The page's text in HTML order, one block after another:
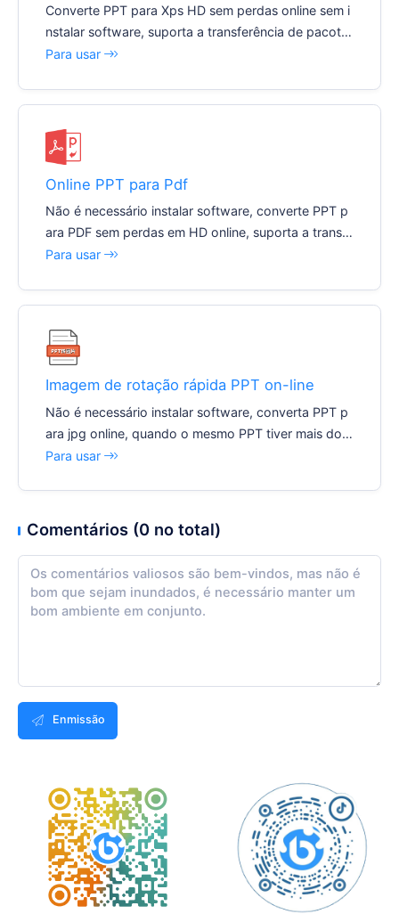
Converte PPT para Xps HD sem perdas online sem i
nstalar software, suporta a transferência de pacote
s com um clique.
Para usar
Online PPT para Pdf
Não é necessário instalar software, converte PPT p
ara PDF sem perdas em HD online, suporta a transfe
rência de pacotes com uma só tecla.
Para usar
Imagem de rotação rápida PPT on-line
Não é necessário instalar software, converta PPT p
ara jpg online, quando o mesmo PPT tiver mais do q
ue uma página, o sistema produzirá automaticamen
Para usar
Comentários (0 no total)
Enmissão